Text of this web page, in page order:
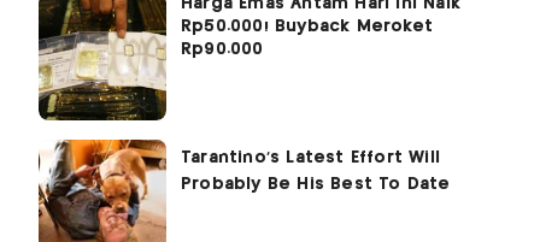
Harga Emas Antam Hari Ini Naik
Rp50.000! Buyback Meroket
Rp90.000